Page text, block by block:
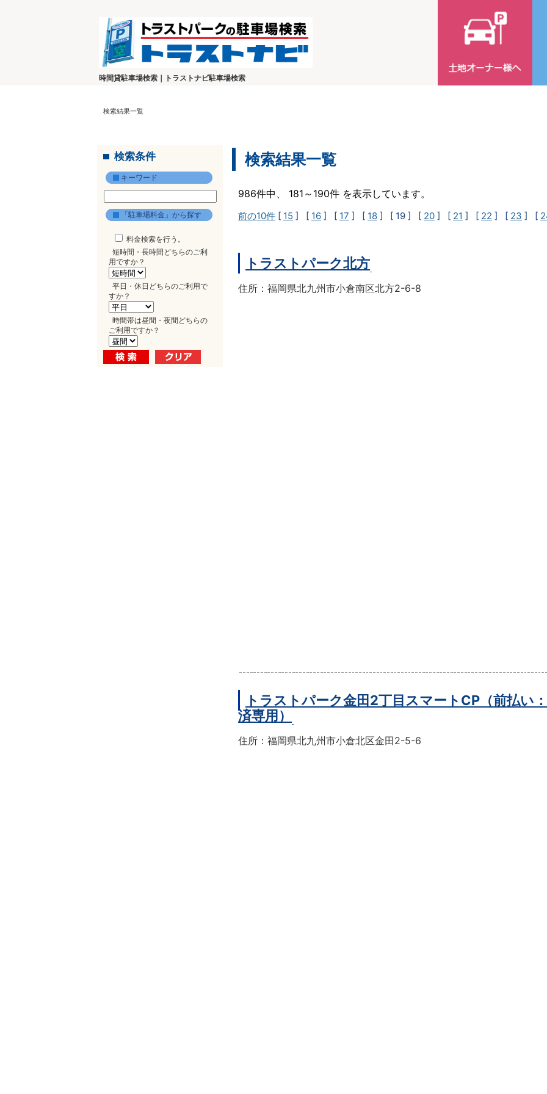
時間貸駐車場検索｜トラストナビ駐車場検索
検索結果一覧
検索条件
キーワード
「駐車場料金」から探す
料金検索を行う。
短時間・長時間どちらのご利
用ですか？
平日・休日どちらのご利用で
すか？
時間帯は昼間・夜間どちらの
ご利用ですか？
検索結果一覧
986件中、 181～190件 を表示しています。
前の10件 [ 15 ] [ 16 ] [ 17 ] [ 18 ] [ 19 ] [ 20 ] [ 21 ] [ 22 ] [ 23 ] [
トラストパーク北方
住所：福岡県北九州市小倉南区北方2-6-8
トラストパーク金田2丁目スマートCP（前払い
済専用）
住所：福岡県北九州市小倉北区金田2-5-6